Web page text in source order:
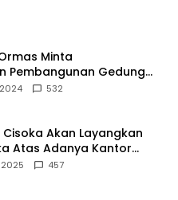
Minta
Pembangunan Gedung
Cisoka
532
Akan Layangkan
Atas Adanya Kantor
457